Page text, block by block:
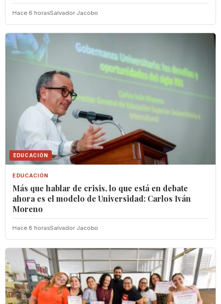
Hace 6 horasSalvador Jacobo
EDUCACIÓN
EDUCACIÓN
Más que hablar de crisis, lo que está en debate
ahora es el modelo de Universidad: Carlos Iván
Moreno
Hace 8 horasSalvador Jacobo